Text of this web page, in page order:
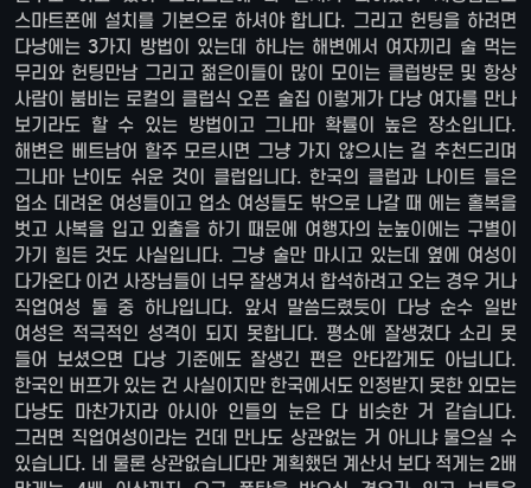
스마트폰에 설치를 기본으로 하셔야 합니다. 그리고 헌팅을 하려면
다낭에는 3가지 방법이 있는데 하나는 해변에서 여자끼리 술 먹는
무리와 헌팅만남 그리고 젊은이들이 많이 모이는 클럽방문 및 항상
사람이 붐비는 로컬의 클럽식 오픈 술집 이렇게가 다낭 여자를 만나
보기라도 할 수 있는 방법이고 그나마 확률이 높은 장소입니다.
해변은 베트남어 할주 모르시면 그냥 가지 않으시는 걸 추천드리며
그나마 난이도 쉬운 것이 클럽입니다. 한국의 클럽과 나이트 들은
업소 데려온 여성들이고 업소 여성들도 밖으로 나갈 때 에는 홀복을
벗고 사복을 입고 외출을 하기 때문에 여행자의 눈높이에는 구별이
가기 힘든 것도 사실입니다. 그냥 술만 마시고 있는데 옆에 여성이
다가온다 이건 사장님들이 너무 잘생겨서 합석하려고 오는 경우 거나
직업여성 둘 중 하나입니다. 앞서 말씀드렸듯이 다낭 순수 일반
여성은 적극적인 성격이 되지 못합니다. 평소에 잘생겼다 소리 못
들어 보셨으면 다낭 기준에도 잘생긴 편은 안타깝게도 아닙니다.
한국인 버프가 있는 건 사실이지만 한국에서도 인정받지 못한 외모는
다낭도 마찬가지라 아시아 인들의 눈은 다 비슷한 거 같습니다.
그러면 직업여성이라는 건데 만나도 상관없는 거 아니냐 물으실 수
있습니다. 네 물론 상관없습니다만 계획했던 계산서 보다 적게는 2배